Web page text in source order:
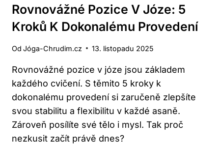
Rovnovážné Pozice V Józe: 5
Kroků K Dokonalému Provedení
Od Jóga-Chrudim.cz 13. listopadu 2025
Rovnovážné pozice v józe jsou základem
každého cvičení. S těmito 5 kroky k
dokonalému provedení si zaručeně zlepšíte
svou stabilitu a flexibilitu v každé asaně.
Zároveň posílíte své tělo i mysl. Tak proč
nezkusit začít právě dnes?